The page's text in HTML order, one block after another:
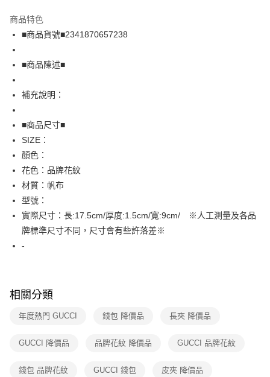
Apple Pay
街口支付
全盈+PAY
AFTEE先享後付
相關說明
【關於「AFTEE先享後付」】
AFTEE先享後付是「在收到商品之後才付款」的支付方式。 讓您購物簡單
便利好安心！
１．簡單：不需註冊會員、不需綁卡、不需儲值。
２．便利：只要手機號碼，簡訊認證，即可結帳。
３．安心：先確認商品／服務後，再付款。
【「AFTEE先享後付」結帳流程】
１．於結帳方式選擇「AFTEE先享後付」後，將跳轉至「AFTEE先享後付」
結帳頁面，進行簡訊認證並確認金額後，即可完成結帳。
※ 請注意：結帳手續完成當下不需立刻繳費，但若您需要取消訂單，請聯絡
購買商品的店家。未經商家同意取消之訂單仍視為有效，需透過AFTEE先享
後付繳納相關費用。
客戶支援中心」https://netprotections.freshdesk.com/support/home
【注意事項】
運送方式
全家取貨付款
免運費
付款後7-11取貨
免運費
宅配
商品特色
■商品貨號■2341870657238
■商品陳述■
補充說明：
■商品尺寸■
SIZE：
顏色：
花色：品牌花紋
材質：帆布
型號：
實際尺寸：長:17.5cm/厚度:1.5cm/寬:9cm/ ※人工測量及各品
牌標準尺寸不同，尺寸會有些許落差※
-
相關分類
年度熱門 GUCCI 錢包 降價品 長夾 降價品
GUCCI 降價品 品牌花紋 降價品 GUCCI 品牌花紋
錢包 品牌花紋 GUCCI 錢包 皮夾 降價品